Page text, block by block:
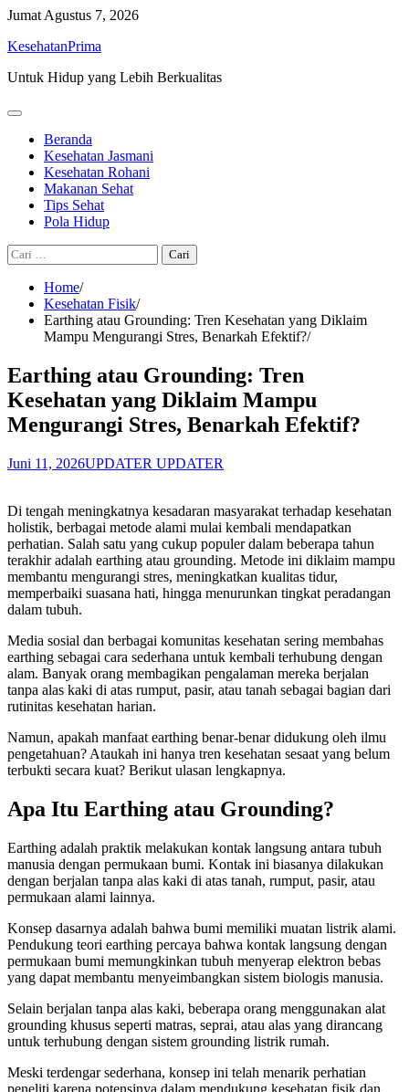
Skip
content
Jumat Agustus 7, 2026
KesehatanPrima
Untuk Hidup yang Lebih Berkualitas
Beranda
Kesehatan Jasmani
Kesehatan Rohani
Makanan Sehat
Tips Sehat
Pola Hidup
Cari
untuk:
Home
Kesehatan Fisik
Earthing atau Grounding: Tren Kesehatan yang Diklaim
Mampu Mengurangi Stres, Benarkah Efektif?
Earthing atau Grounding: Tren
Kesehatan yang Diklaim Mampu
Mengurangi Stres, Benarkah Efektif?
Juni 11, 2026UPDATER UPDATER
Di tengah meningkatnya kesadaran masyarakat terhadap kesehatan
holistik, berbagai metode alami mulai kembali mendapatkan
perhatian. Salah satu yang cukup populer dalam beberapa tahun
terakhir adalah earthing atau grounding. Metode ini diklaim mampu
membantu mengurangi stres, meningkatkan kualitas tidur,
memperbaiki suasana hati, hingga menurunkan tingkat peradangan
dalam tubuh.
Media sosial dan berbagai komunitas kesehatan sering membahas
earthing sebagai cara sederhana untuk kembali terhubung dengan
alam. Banyak orang membagikan pengalaman mereka berjalan
tanpa alas kaki di atas rumput, pasir, atau tanah sebagai bagian dari
rutinitas kesehatan harian.
Namun, apakah manfaat earthing benar-benar didukung oleh ilmu
pengetahuan? Ataukah ini hanya tren kesehatan sesaat yang belum
terbukti secara kuat? Berikut ulasan lengkapnya.
Apa Itu Earthing atau Grounding?
Earthing adalah praktik melakukan kontak langsung antara tubuh
manusia dengan permukaan bumi. Kontak ini biasanya dilakukan
dengan berjalan tanpa alas kaki di atas tanah, rumput, pasir, atau
permukaan alami lainnya.
Konsep dasarnya adalah bahwa bumi memiliki muatan listrik alami.
Pendukung teori earthing percaya bahwa kontak langsung dengan
permukaan bumi memungkinkan tubuh menyerap elektron bebas
yang dapat membantu menyeimbangkan sistem biologis manusia.
Selain berjalan tanpa alas kaki, beberapa orang menggunakan alat
grounding khusus seperti matras, seprai, atau alas yang dirancang
untuk terhubung dengan sistem grounding listrik rumah.
Meski terdengar sederhana, konsep ini telah menarik perhatian
peneliti karena potensinya dalam mendukung kesehatan fisik dan